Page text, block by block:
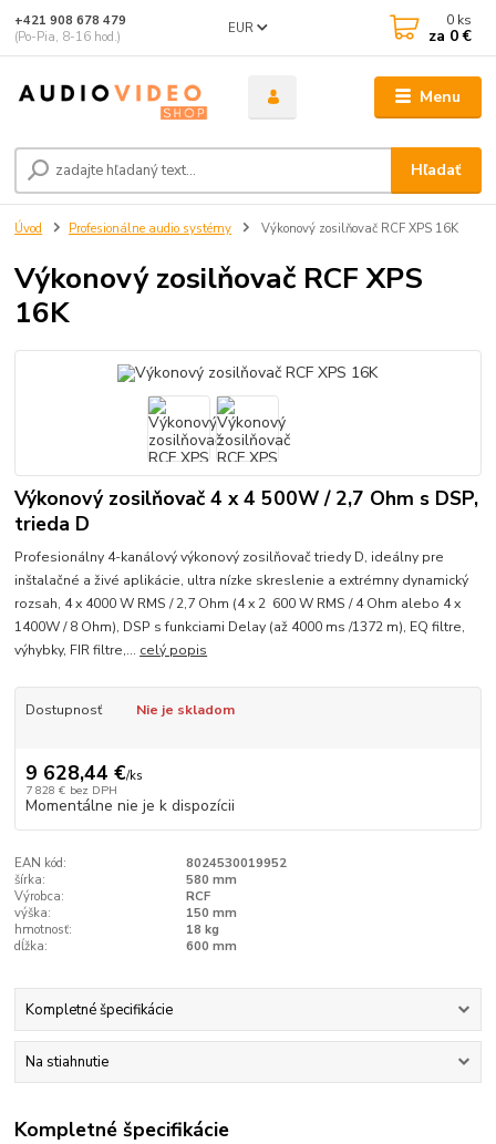
Menu
EUR
Hľadať
+421 908 678 479
(Po-Pia, 8-16 hod.)
0 ks
za 0 €
Úvod Profesionálne audio systémy Výkonový zosilňovač RCF XPS 16K
Výkonový zosilňovač RCF XPS
16K
Výkonový zosilňovač 4 x 4 500W / 2,7 Ohm s DSP,
trieda D
Profesionálny 4-kanálový výkonový zosilňovač triedy D, ideálny pre
inštalačné a živé aplikácie, ultra nízke skreslenie a extrémny dynamický
rozsah, 4 x 4000 W RMS / 2,7 Ohm (4 x 2 600 W RMS / 4 Ohm alebo 4 x
1400W / 8 Ohm), DSP s funkciami Delay (až 4000 ms /1372 m), EQ filtre,
výhybky, FIR filtre,... celý popis
Dostupnosť Nie je skladom
9 628,44 €/ks
7 828 € bez DPH
Momentálne nie je k dispozícii
EAN kód:
8024530019952
šírka:
580 mm
Výrobca:
RCF
výška:
150 mm
hmotnosť:
18 kg
dĺžka:
600 mm
Kompletné špecifikácie
Na stiahnutie
Kompletné špecifikácie